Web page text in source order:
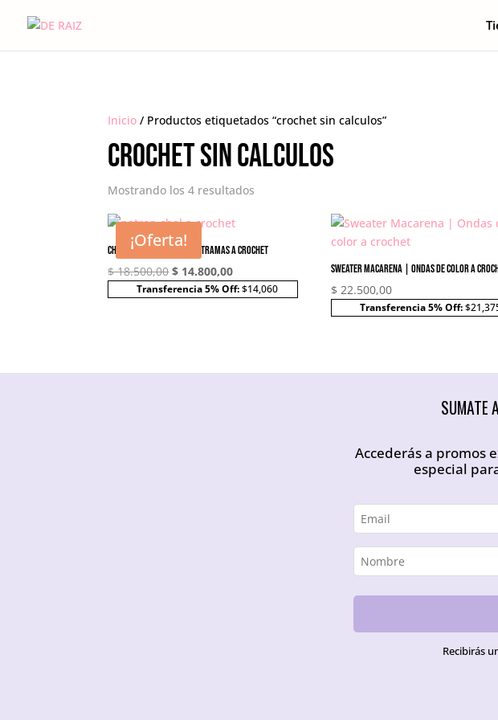
Inicio / Productos etiquetados “crochet sin calculos”
crochet sin calculos
Mostrando los 4 resultados
¡Oferta!
Chal Janis | Universo de tramas a crochet
$18.500,00El
precio
$ 14.800,00El
precio
Transferencia 5% Off:$14,060
Sweater Macarena | Ondas de color a
$ 22.500,00
Transferencia 5% Off:
SUMATE
Accederás a promos
especial
Recibirás